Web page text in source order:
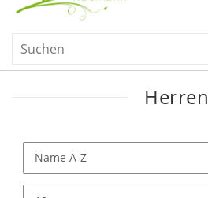
Herren